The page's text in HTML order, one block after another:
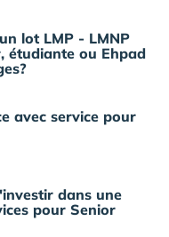
lot LMP - LMNP
étudiante ou Ehpad
avec service pour
dans une
pour Senior